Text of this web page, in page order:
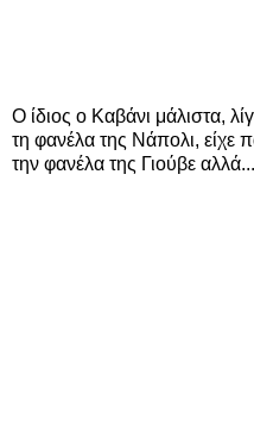
Ο ίδιος ο Καβάνι μάλιστα,
τη φανέλα της Νάπολι, είχε
την φανέλα της Γιούβε αλλά...